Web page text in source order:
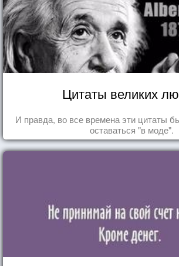
Цитаты великих
И правда, во все времена эти цитаты
оставаться "в моде".